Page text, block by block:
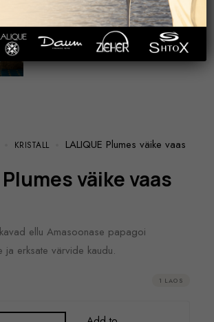
KRISTALL LALIQUE Plumes väike vaas
Plumes väike vaas
ellu Amasoonase papagoi
ja erksate värvide kaudu.
1 LAOS